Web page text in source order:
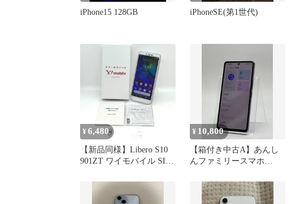
iPhone15 128GB iPhoneSE(第1世代)
¥ 6,480
【新品同様】Libero S10
901ZT ワイモバイル SIM
3GB ホワイト 付属品完品
白ロム スマホ本体 送料
¥ 10,800
【箱付き中古A】あんし
んファミリースマホ
フリー 白ロム